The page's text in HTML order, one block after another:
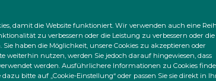
damit die Website funktioniert. Wir verwenden auch eine
zu verbessern oder die Leistung zu verbessern oder die
haben die Möglichkeit, unsere Cookies zu akzeptieren oder
weiterhin nutzen, werden Sie jedoch darauf hingewiesen, dass
werden. Ausführlichere Informationen zu Cookies
bitte auf „Cookie-Einstellung“ oder passen Sie sie direkt in